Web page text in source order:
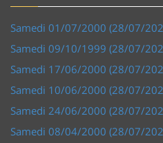
Samedi 01/07/2000 (28/07/
Samedi 09/10/1999 (28/07/
Samedi 17/06/2000 (28/07/
Samedi 10/06/2000 (28/07/
Samedi 24/06/2000 (28/07/
Samedi 08/04/2000 (28/07/